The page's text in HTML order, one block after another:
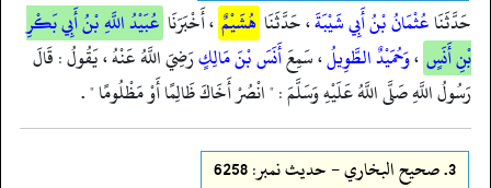
حَدَّثَنَاعُثْمَانُ بْنُ أَبِي شَيْبَةَ، حَدَّثَنَا هُشَيْمٌ ، أَخْبَرَنَا عُبَيْدُ اللَّهِ بْنُ أَبِي بَكْرِ
بْنِ أَنَسٍ ،وَحُمَيْدٌ الطَّوِيلُ، سَمِعَأَنَسَ بْنَ مَالِكٍرَضِيَ اللَّهُ عَنْهُ ، يَقُولُ : قَالَ
رَسُولُ اللَّهِ صَلَّى اللَّهُ عَلَيْهِ وَسَلَّمَ : " انْصُرْ أَخَاكَ ظَالِمًا أَوْ مَظْلُومًا " .
3. صحيح البخاري - حدیث نمبر: 6258